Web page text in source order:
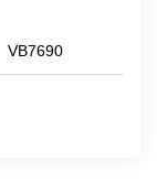
VB7690